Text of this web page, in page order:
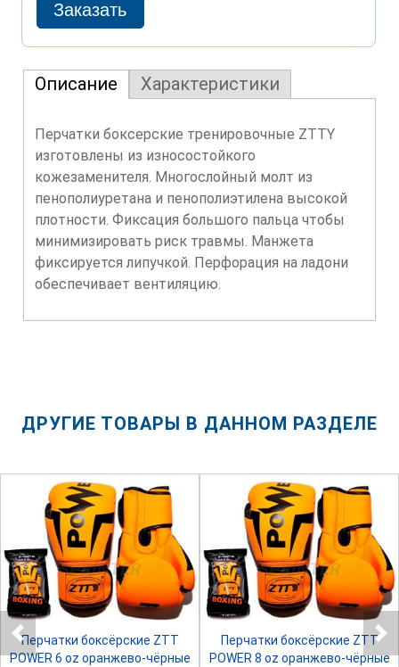
Описание Характеристики
Перчатки боксерские тренировочные ZTTY
изготовлены из износостойкого
кожезаменителя. Многослойный молт из
пенополиуретана и пенополиэтилена высокой
плотности. Фиксация большого пальца чтобы
минимизировать риск травмы. Манжета
фиксируется липучкой. Перфорация на ладони
обеспечивает вентиляцию.
ДРУГИЕ ТОВАРЫ В ДАННОМ РАЗДЕЛЕ
SPRINTER
Перчатки боксёрские ZTT
POWER 6 oz оранжево-чёрные
SPRINTER
Перчатки боксёрские ZTT
POWER 8 oz оранжево-чёрные